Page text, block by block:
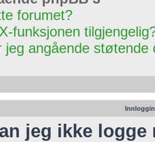
forumet?
funksjonen
jeg angående
jeg ikke logge